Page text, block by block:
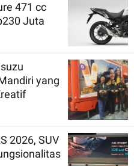
471 cc
Juta
yang
2026, SUV